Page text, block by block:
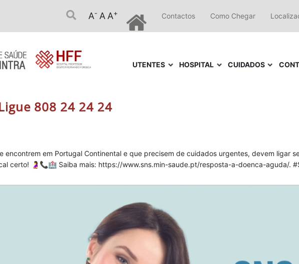
A- A A+ Contactos Como Chegar
UTENTES HOSPITAL CUIDADOS
808 24 24 24
encontrem em Portugal Continental e que precisem de cuidados urgentes, devem ligar
certo! 🤰📞🏥 Saiba mais: https://www.sns.min-saude.pt/resposta-a-doenca-aguda/.